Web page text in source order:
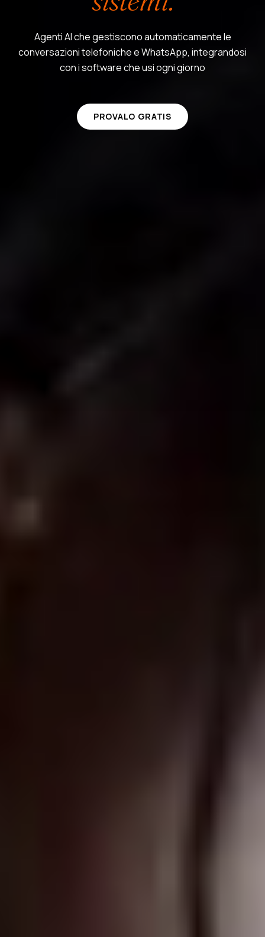
Agenti AI che gestiscono automaticamente le
conversazioni telefoniche e WhatsApp, integrandosi
con i software che usi ogni giorno
PROVALO GRATIS